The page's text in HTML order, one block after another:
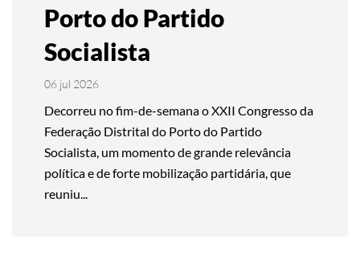
Porto do Partido
Socialista
06 jul 2026
Decorreu no fim-de-semana o XXII Congresso da
Federação Distrital do Porto do Partido
Socialista, um momento de grande relevância
política e de forte mobilização partidária, que
reuniu...